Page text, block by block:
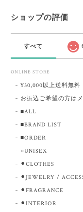
ショップの評価
すべて
ONLINE STORE
¥30,000以上送料無料
お振込ご希望の方は
■ALL
■BRAND LIST
■ORDER
○UNISEX
⚫︎CLOTHES
⚫︎JEWELRY /
⚫︎FRAGRANCE
⚫︎INTERIOR